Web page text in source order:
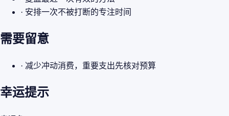
· 安排一次不被打断的专注时间
需要留意
· 减少冲动消费，重要支出先核对预算
幸运提示